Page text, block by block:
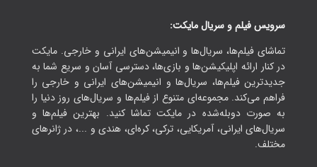
سرویس فیلم و سریال مایکت:
تماشای فیلم‌ها، سریال‌ها و انیمیشن‌های ایرانی و خارجی. مایکت
در کنار ارائه اپلیکیشن‌ها و بازی‌ها، دسترسی آسان و سریع شما به
جدیدترین فیلم‌ها، سریال‌ها و انیمیشن‌های ایرانی و خارجی را
فراهم می‌کند. مجموعه‌ای متنوع از فیلم‌ها و سریال‌های روز دنیا را
به صورت دوبله‌شده در مایکت تماشا کنید. بهترین فیلم‌ها و
سریال‌های ایرانی، آمریکایی، ترکی، کره‌ای، هندی و ...، در ژانرهای
مختلف.